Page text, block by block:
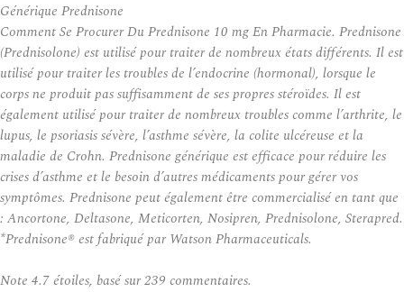
Générique Prednisone
Comment Se Procurer Du Prednisone 10 mg En Pharmacie. Prednisone
(Prednisolone) est utilisé pour traiter de nombreux états différents. Il est
utilisé pour traiter les troubles de l’endocrine (hormonal), lorsque le
corps ne produit pas suffisamment de ses propres stéroïdes. Il est
également utilisé pour traiter de nombreux troubles comme l’arthrite, le
lupus, le psoriasis sévère, l’asthme sévère, la colite ulcéreuse et la
maladie de Crohn. Prednisone générique est efficace pour réduire les
crises d’asthme et le besoin d’autres médicaments pour gérer vos
symptômes. Prednisone peut également être commercialisé en tant que
: Ancortone, Deltasone, Meticorten, Nosipren, Prednisolone, Sterapred.
*Prednisone® est fabriqué par Watson Pharmaceuticals.
Note 4.7étoiles, basé sur239 commentaires.